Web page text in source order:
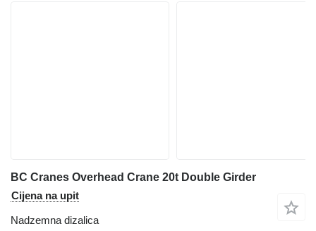
BC Cranes Overhead Crane 20t Double Girder
Cijena na upit
Nadzemna dizalica